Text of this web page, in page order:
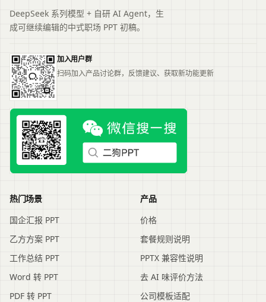
DeepSeek 系列模型 + 自研 AI Agent，生
成可继续编辑的中式职场 PPT 初稿。
加入用户群
扫码加入产品讨论群，反馈建议、获取新功能更新
热门场景
国企汇报 PPT
乙方方案 PPT
工作总结 PPT
Word 转 PPT
PDF 转 PPT
产品
价格
套餐规则说明
PPTX 兼容性说明
去 AI 味评价方法
公司模板适配